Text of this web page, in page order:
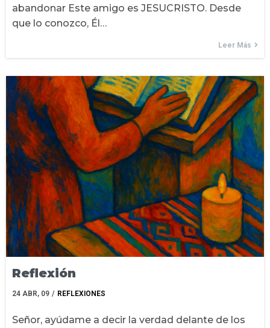
abandonar Este amigo es JESUCRISTO. Desde
que lo conozco, Él…
Leer Más
Reflexión
24 ABR, 09 / REFLEXIONES
Señor, ayúdame a decir la verdad delante de los